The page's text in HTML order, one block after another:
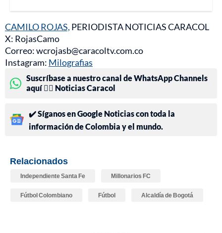
CAMILO ROJAS, PERIODISTA NOTICIAS CARACOL
X: RojasCamo
Correo: wcrojasb@caracoltv.com.co
Instagram: Milografias
Suscríbase a nuestro canal de WhatsApp Channels
aquí 👉🏻 Noticias Caracol
✔️ Síganos en Google Noticias con toda la
información de Colombia y el mundo.
Relacionados
Independiente Santa Fe Millonarios FC
Fútbol Colombiano Fútbol Alcaldía de Bogotá